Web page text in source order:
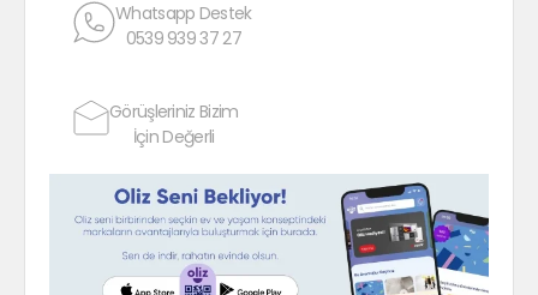
Whatsapp Destek
0539 939 37 27
Görüşleriniz Bizim
İçin Değerli